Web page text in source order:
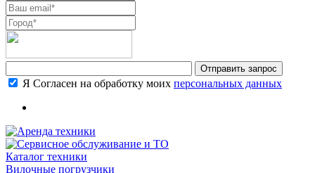
Я Согласен на обработку моих персональных данных
Каталог техники
Вилочные погрузчики